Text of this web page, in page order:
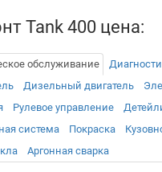
Tank 400 цена:
обслуживание
Дизельный двигатель
Рулевое управление
система
Покраска
Аргонная сварка